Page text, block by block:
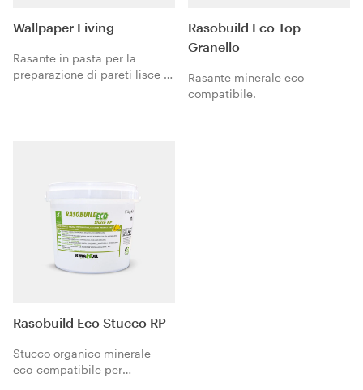
Wallpaper Living
Rasante in pasta per la
preparazione di pareti lisce e
Rasobuild Eco Top
Granello
Rasante minerale eco-
compatibile.
Rasobuild Eco Stucco RP
Stucco organico minerale
eco-compatibile per